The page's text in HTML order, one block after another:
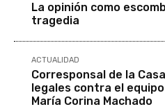
La opinión como
tragedia
ACTUALIDAD
Corresponsal de la
legales contra el
María Corina Machado